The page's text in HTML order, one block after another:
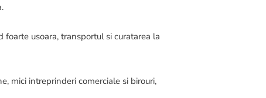
foarte usoara, transportul si curatarea la
mici intreprinderi comerciale si birouri,